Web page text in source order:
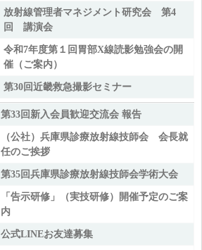
放射線管理者マネジメント研究会 第4
回 講演会
令和7年度第１回胃部X線読影勉強会の開
催（ご案内）
第30回近畿救急撮影セミナー
第33回新入会員歓迎交流会 報告
（公社）兵庫県診療放射線技師会 会長就
任のご挨拶
第35回兵庫県診療放射線技師会学術大会
「告示研修」（実技研修）開催予定のご案
内
公式LINEお友達募集